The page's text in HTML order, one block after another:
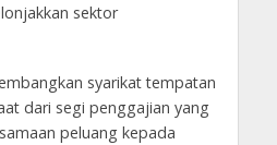
sektor
syarikat tempatan
dari segi penggajian yang
peluang kepada